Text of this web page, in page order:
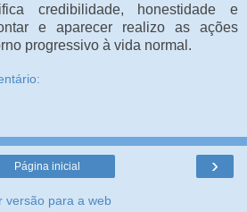
credibilidade, honestidade e
e aparecer realizo as ações
progressivo à vida normal.
›
Página inicial
versão para a web